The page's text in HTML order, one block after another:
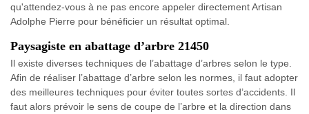
qu'attendez-vous à ne pas encore appeler directement Artisan
Adolphe Pierre pour bénéficier un résultat optimal.
Paysagiste en abattage d’arbre 21450
Il existe diverses techniques de l’abattage d’arbres selon le type.
Afin de réaliser l’abattage d’arbre selon les normes, il faut adopter
des meilleures techniques pour éviter toutes sortes d’accidents. Il
faut alors prévoir le sens de coupe de l’arbre et la direction dans